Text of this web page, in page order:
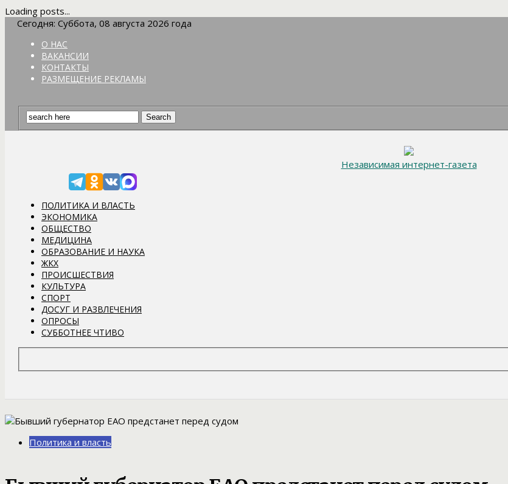
Loading posts...
Сегодня: Суббота, 08 августа 2026 года
О НАС
ВАКАНСИИ
КОНТАКТЫ
РАЗМЕЩЕНИЕ РЕКЛАМЫ
Независимая интернет-газета
ПОЛИТИКА И ВЛАСТЬ
ЭКОНОМИКА
ОБЩЕСТВО
МЕДИЦИНА
ОБРАЗОВАНИЕ И НАУКА
ЖКХ
ПРОИСШЕСТВИЯ
КУЛЬТУРА
СПОРТ
ДОСУГ И РАЗВЛЕЧЕНИЯ
ОПРОСЫ
СУББОТНЕЕ ЧТИВО
Политика и власть